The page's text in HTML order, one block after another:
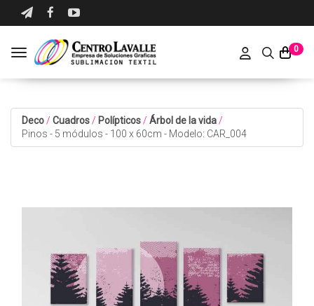
0
Toggle navigation
Deco / Cuadros / Polípticos / Árbol de la vida /
Pinos - 5 módulos - 100 x 60cm - Modelo: CAR_004